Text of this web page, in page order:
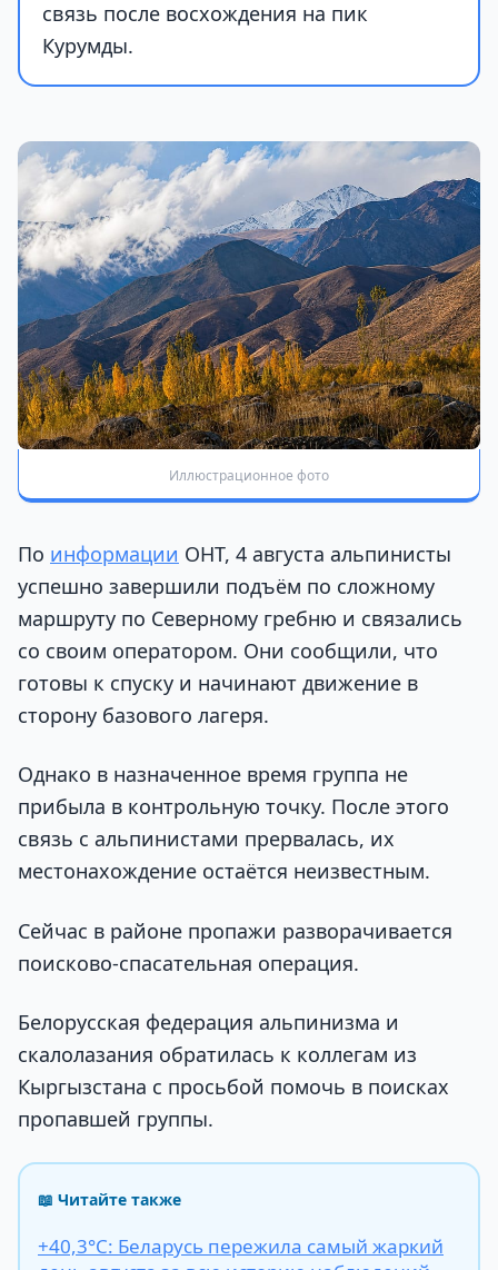
связь после восхождения на пик
Курумды.
Иллюстрационное фото
По информации ОНТ, 4 августа альпинисты
успешно завершили подъём по сложному
маршруту по Северному гребню и связались
со своим оператором. Они сообщили, что
готовы к спуску и начинают движение в
сторону базового лагеря.
Однако в назначенное время группа не
прибыла в контрольную точку. После этого
связь с альпинистами прервалась, их
местонахождение остаётся неизвестным.
Сейчас в районе пропажи разворачивается
поисково-спасательная операция.
Белорусская федерация альпинизма и
скалолазания обратилась к коллегам из
Кыргызстана с просьбой помочь в поисках
пропавшей группы.
📖 Читайте также
+40,3°С: Беларусь пережила самый жаркий